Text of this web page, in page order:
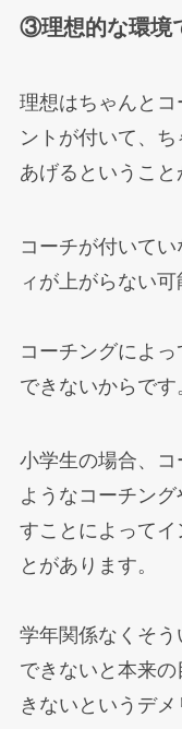
③理想的な環境
理想はちゃんと
ントが付いて、
あげるということ
コーチが付いて
ィが上がらない可
コーチングによ
できないからです
小学生の場合、
ようなコーチン
すことによって
とがあります。
学年関係なくそ
できないと本来
きないというデメ